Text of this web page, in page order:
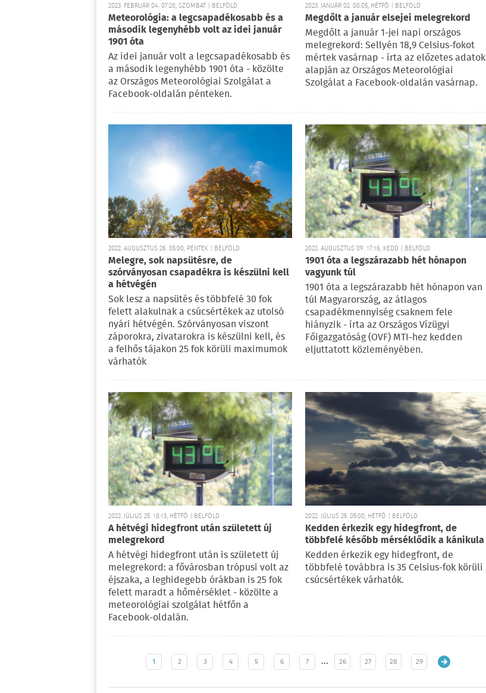
2023. FEBRUÁR 04. 07:28, SZOMBAT | BELFÖLD
Meteorológia: a legcsapadékosabb és a
második legenyhébb volt az idei január
1901 óta
Az idei január volt a legcsapadékosabb és
a második legenyhébb 1901 óta - közölte
az Országos Meteorológiai Szolgálat a
Facebook-oldalán pénteken.
2023. JANUÁR 02. 08:05, HÉTFŐ | BELFÖLD
Megdőlt a január elsejei melegrekord
Megdőlt a január 1-jei napi országos
melegrekord: Sellyén 18,9 Celsius-fokot
mértek vasárnap - írta az előzetes adatok
alapján az Országos Meteorológiai
Szolgálat a Facebook-oldalán vasárnap.
2022. AUGUSZTUS 26. 05:00, PÉNTEK | BELFÖLD
Melegre, sok napsütésre, de
szórványosan csapadékra is készülni kell
a hétvégén
Sok lesz a napsütés és többfelé 30 fok
felett alakulnak a csúcsértékek az utolsó
nyári hétvégén. Szórványosan viszont
záporokra, zivatarokra is készülni kell, és
a felhős tájakon 25 fok körüli maximumok
várhatók
2022. AUGUSZTUS 09. 17:16, KEDD | BELFÖLD
1901 óta a legszárazabb hét hónapon
vagyunk túl
1901 óta a legszárazabb hét hónapon van
túl Magyarország, az átlagos
csapadékmennyiség csaknem fele
hiányzik - írta az Országos Vízügyi
Főigazgatóság (OVF) MTI-hez kedden
eljuttatott közleményében.
2022. JÚLIUS 25. 18:13, HÉTFŐ | BELFÖLD
A hétvégi hidegfront után született új
melegrekord
A hétvégi hidegfront után is született új
melegrekord: a fővárosban trópusi volt az
éjszaka, a leghidegebb órákban is 25 fok
felett maradt a hőmérséklet - közölte a
meteorológiai szolgálat hétfőn a
Facebook-oldalán.
2022. JÚLIUS 25. 05:00, HÉTFŐ | BELFÖLD
Kedden érkezik egy hidegfront, de
többfelé később mérséklődik a kánikula
Kedden érkezik egy hidegfront, de
többfelé továbbra is 35 Celsius-fok körüli
csúcsértékek várhatók.
1 2 3 4 5 6 7 … 26 27 28 29